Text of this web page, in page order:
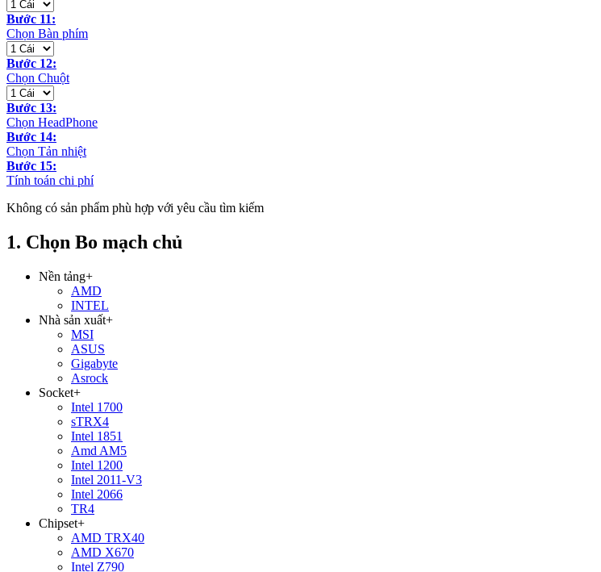
Bước 11:
Chọn Bàn phím
Bước 12:
Chọn Chuột
Bước 13:
Chọn HeadPhone
Bước 14:
Chọn Tản nhiệt
Bước 15:
Tính toán chi phí
Không có sản phẩm phù hợp với yêu cầu tìm kiếm
1. Chọn Bo mạch chủ
Nền tảng+
AMD
INTEL
Nhà sản xuất+
MSI
ASUS
Gigabyte
Asrock
Socket+
Intel 1700
sTRX4
Intel 1851
Amd AM5
Intel 1200
Intel 2011-V3
Intel 2066
TR4
Chipset+
AMD TRX40
AMD X670
Intel Z790